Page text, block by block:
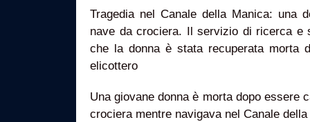
Tragedia nel Canale della Manica: una
nave da crociera. Il servizio di ricerca e
che la donna è stata recuperata morta
elicottero
Una giovane donna è morta dopo essere
crociera mentre navigava nel Canale